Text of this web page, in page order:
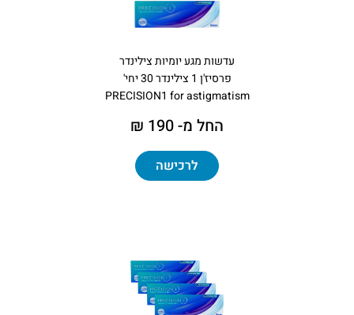
עדשות מגע יומיות צילינדר
פרסיז'ן 1 צילינדר 30 יחי'
PRECISION1 for astigmatism
החל מ- 190 ₪
לרכישה